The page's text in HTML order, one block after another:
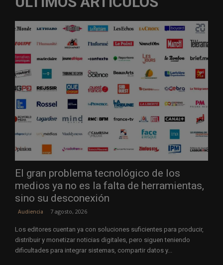
El gran problema tecnológico de los
medios ya no es la falta de herramientas,
sino su desconexión
Audiencia 7 agosto, 2026
Los editores cuentan ya con soluciones suficientes para producir,
distribuir y monetizar noticias digitales, pero siguen teniendo
dificultades para integrar sistemas, compartir datos y...